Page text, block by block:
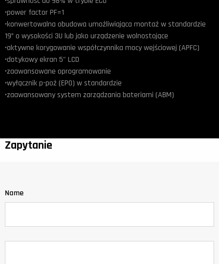
•power factor PF=1
•konwertowalna obudowa umożliwiająca montaż w standardzie
19” o wysokości 3U lub jako urządzenie wolnostojące
•aktywne korygowanie współczynnika mocy wejściowej (APFC)
•dotykowy ekran 5" LCD
•zaawansowane oprogramowanie
•wyłącznik p-poż (EPO) w standardzie
•zaawansowany system zarządzania bateriami (ABM)
Zapytanie
Name